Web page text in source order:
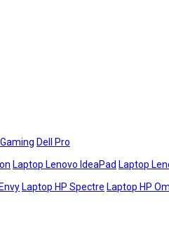
Dell Pro
Laptop Lenovo IdeaPad Laptop
Laptop HP Spectre Laptop HP